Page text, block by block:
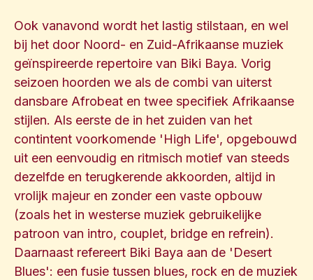
Ook vanavond wordt het lastig stilstaan, en wel
bij het door Noord- en Zuid-Afrikaanse muziek
geïnspireerde repertoire van Biki Baya. Vorig
seizoen hoorden we als de combi van uiterst
dansbare Afrobeat en twee specifiek Afrikaanse
stijlen. Als eerste de in het zuiden van het
contintent voorkomende 'High Life', opgebouwd
uit een eenvoudig en ritmisch motief van steeds
dezelfde en terugkerende akkoorden, altijd in
vrolijk majeur en zonder een vaste opbouw
(zoals het in westerse muziek gebruikelijke
patroon van intro, couplet, bridge en refrein).
Daarnaast refereert Biki Baya aan de 'Desert
Blues': een fusie tussen blues, rock en de muziek